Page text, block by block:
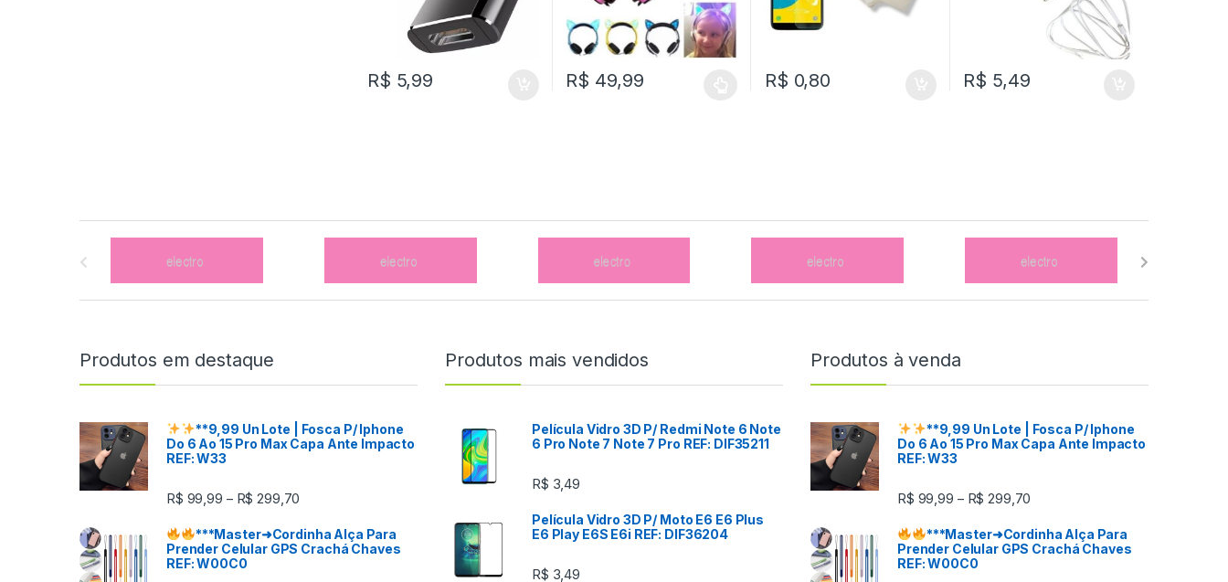
R$ 5,99 R$ 49,99 R$ 0,80 R$ 5,49
Produtos em destaque
**9,99 Un Lote | Fosca P/ Iphone
Do 6 Ao 15 Pro Max Capa Ante Impacto
REF: W33
R$ 99,99 – R$ 299,70
***Master➜Cordinha Alça Para
Prender Celular GPS Crachá Chaves
REF: W00C0
Produtos mais vendidos
Película Vidro 3D P/ Redmi Note 6 Note
6 Pro Note 7 Note 7 Pro REF: DIF35211
R$ 3,49
Película Vidro 3D P/ Moto E6 E6 Plus
E6 Play E6S E6i REF: DIF36204
R$ 3,49
Produtos à venda
**9,99 Un Lote | Fosca P/ Iphone
Do 6 Ao 15 Pro Max Capa Ante Impacto
REF: W33
R$ 99,99 – R$ 299,70
***Master➜Cordinha Alça Para
Prender Celular GPS Crachá Chaves
REF: W00C0